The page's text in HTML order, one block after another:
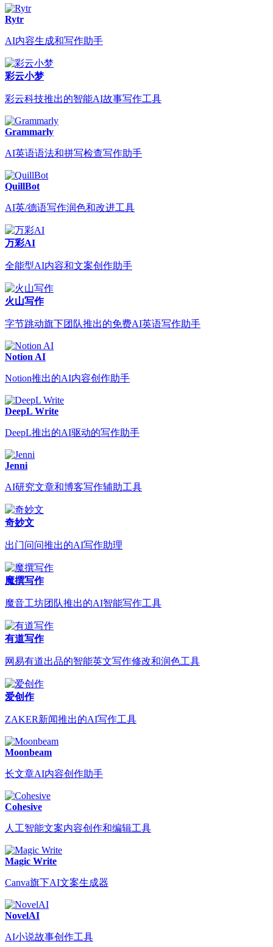
Rytr
AI内容生成和写作助手
彩云小梦
彩云科技推出的智能AI故事写作工具
Grammarly
AI英语语法和拼写检查写作助手
QuillBot
AI英/德语写作润色和改进工具
万彩AI
全能型AI内容和文案创作助手
火山写作
字节跳动旗下团队推出的免费AI英语写作助手
Notion AI
Notion推出的AI内容创作助手
DeepL Write
DeepL推出的AI驱动的写作助手
Jenni
AI研究文章和博客写作辅助工具
奇妙文
出门问问推出的AI写作助理
魔撰写作
魔音工坊团队推出的AI智能写作工具
有道写作
网易有道出品的智能英文写作修改和润色工具
爱创作
ZAKER新闻推出的AI写作工具
Moonbeam
长文章AI内容创作助手
Cohesive
人工智能文案内容创作和编辑工具
Magic Write
Canva旗下AI文案生成器
NovelAI
AI小说故事创作工具